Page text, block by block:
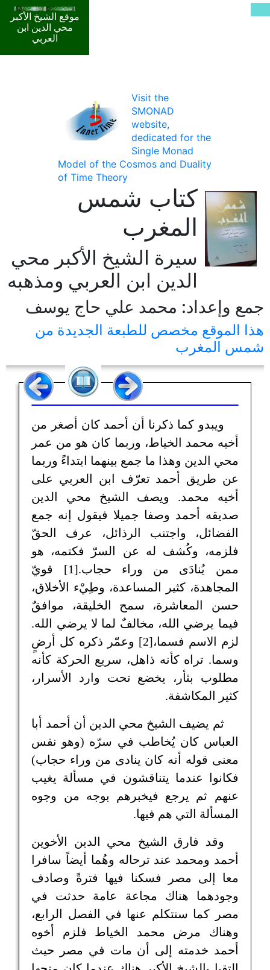
موقع الشيخ الأكبر
محي الدين ابن
العربي
Visit the
SMONAD
website,
dedicated for the
Single Monad
Model of the Cosmos and Duality
of Time Theory
كتاب شمس
المغرب
سيرة الشيخ الأكبر محي
الدين ابن العربي ومذهبه
جمع وإعداد: محمد علي حاج يوسف
هذا الموقع مخصص للطبعة الجديدة من
شمس المغرب
ويبدو كما ذكرنا أن أحمد كان أصغر من
أخيه محمد الخياط، وربما كان هو من عمر
محي الدين وهذا ما جمع بينهما ابتداءً وربما
عن طريق أحمد تعرّف ابن العربي على
أخيه محمد. ويصف الشيخ محي الدين
صديقه أحمد وصفا جميلا فيقول إنه جمع
الفضائل، واجتنب الرذائل، عرف الحقّ
فلزمه، وكُشف له عن السرّ فكتمه، هو
ممن يُنادَى من وراء حجاب.[1] قويّ
المجاهدة، كثير المساعدة، وطِيْء الأخلاق،
حسن المعاشرة، سمح الخليقة، موافقٌ
فيما يرضي الله، مخالفٌ لما لا يرضي الله.
لزم الاسم فسما،[2] وعمّر ذكره كل أرضٍ
وسما. تراه كأنه ذاهل، سريع الحركة كأنه
مطلوب بثأر، يخضع تحت وارد الأسرار،
كثير المكاشفة.
ثم يضيف الشيخ محي الدين أن أحمد أبا
العباس كان يُخاطب في سرّه (وهو نفس
معنى قوله أنه كان ينادى من وراء حجاب)
فكانوا عندما يتناقشون في مسألة يغيب
عنهم ثم يرجع فيخبرهم بوجه من وجوه
المسألة التي هم فيها.
وقد فارق الشيخ محي الدين الأخوين
أحمد ومحمد عند ترحاله وهُما أيضاً سافرا
معا إلى مصر فسكنا فيها فترةً وصادف
وجودهما هناك مجاعة عامة حدثت في
مصر كما سنتكلم عنها في الفصل الرابع،
وهناك مرض محمد الخياط فلزم أخوه
أحمد خدمته إلى أن مات في مصر حيث